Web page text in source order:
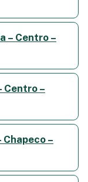
– Centro –
Centro –
Chapeco –